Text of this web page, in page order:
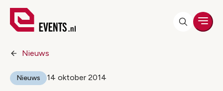
Nieuws
Nieuws 14 oktober 2014